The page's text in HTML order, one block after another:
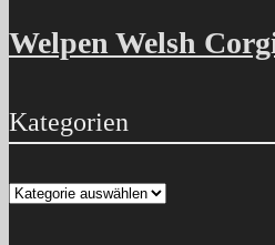
Welpen Welsh
Kategorien
Kategorien